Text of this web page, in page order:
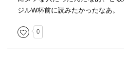
ジルW杯前に読みたかったなあ。
0